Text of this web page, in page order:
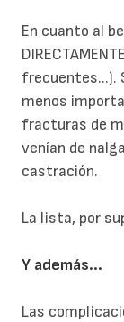
En cuanto al
frecuentes...).
menos
fracturas de
venían de
castración.
La lista, por
Y además...
Las